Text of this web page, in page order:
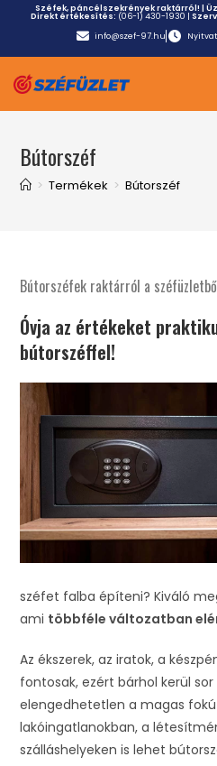
Széfek, páncélszekrények raktárról! |
Direkt értékesítés: (06-1) 430-1930 |
info@szef-97.hu
Bútorszéf
> Termékek > Bútorszéf
Bútorszéfek raktárról a
Óvja az értékeket
bútorszéffel!
széfet falba építeni? Kiváló
ami többféle változatban
Az ékszerek, az iratok, a
fontosak, ezért bárhol kerül
elengedhetetlen a magas
lakóingatlanokban, a
szálláshelyeken is lehet